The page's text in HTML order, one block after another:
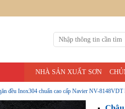
NHÀ SẢN XUẤT SƠN
đều Inox304 chuẩn cao cấp Navier NV-8148VDT